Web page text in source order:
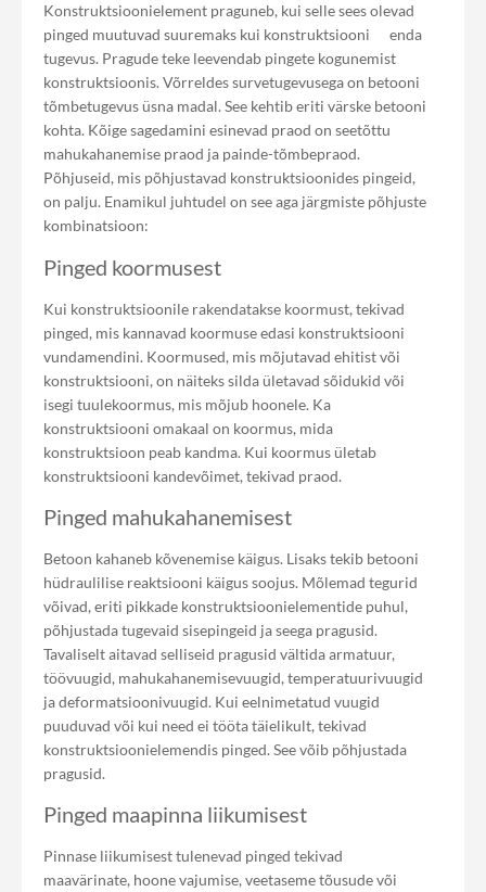
Konstruktsioonielement praguneb, kui selle sees olevad
pinged muutuvad suuremaks kui konstruktsiooni enda
tugevus. Pragude teke leevendab pingete kogunemist
konstruktsioonis. Võrreldes survetugevusega on betooni
tõmbetugevus üsna madal. See kehtib eriti värske betooni
kohta. Kõige sagedamini esinevad praod on seetõttu
mahukahanemise praod ja painde-tõmbepraod.
Põhjuseid, mis põhjustavad konstruktsioonides pingeid,
on palju. Enamikul juhtudel on see aga järgmiste põhjuste
kombinatsioon:
Pinged koormusest
Kui konstruktsioonile rakendatakse koormust, tekivad
pinged, mis kannavad koormuse edasi konstruktsiooni
vundamendini. Koormused, mis mõjutavad ehitist või
konstruktsiooni, on näiteks silda ületavad sõidukid või
isegi tuulekoormus, mis mõjub hoonele. Ka
konstruktsiooni omakaal on koormus, mida
konstruktsioon peab kandma. Kui koormus ületab
konstruktsiooni kandevõimet, tekivad praod.
Pinged mahukahanemisest
Betoon kahaneb kõvenemise käigus. Lisaks tekib betooni
hüdraulilise reaktsiooni käigus soojus. Mõlemad tegurid
võivad, eriti pikkade konstruktsioonielementide puhul,
põhjustada tugevaid sisepingeid ja seega pragusid.
Tavaliselt aitavad selliseid pragusid vältida armatuur,
töövuugid, mahukahanemisevuugid, temperatuurivuugid
ja deformatsioonivuugid. Kui eelnimetatud vuugid
puuduvad või kui need ei tööta täielikult, tekivad
konstruktsioonielemendis pinged. See võib põhjustada
pragusid.
Pinged maapinna liikumisest
Pinnase liikumisest tulenevad pinged tekivad
maavärinate, hoone vajumise, veetaseme tõusude või